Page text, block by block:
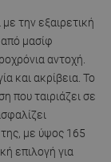
την εξαιρετική
μασίφ
αντοχή.
και ακρίβεια. Το
που ταιριάζει σε
με ύψος 165
επιλογή για